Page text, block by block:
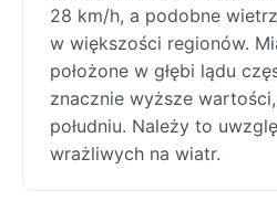
28 km/h, a podobne
w większości regionów.
położone w głębi lądu
znacznie wyższe
południu. Należy to
wrażliwych na wiatr.